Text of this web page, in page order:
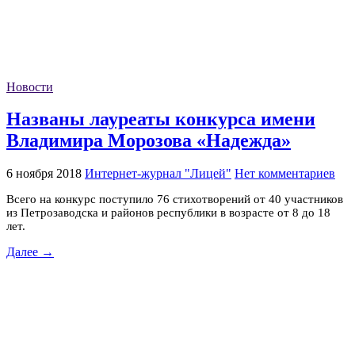
Новости
Названы лауреаты конкурса имени
Владимира Морозова «Надежда»
6 ноября 2018 Интернет-журнал "Лицей" Нет комментариев
Всего на конкурс поступило 76 стихотворений от 40 участников
из Петрозаводска и районов республики в возрасте от 8 до 18
лет.
Далее →